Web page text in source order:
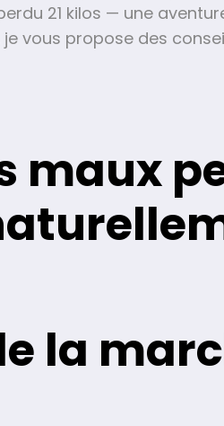
21 kilos — une
vous propose des
maux
la